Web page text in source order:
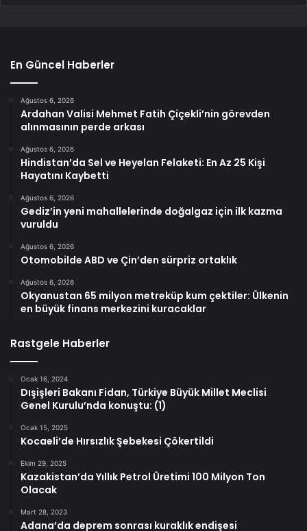
En Güncel Haberler
Ağustos 6, 2026
Ardahan Valisi Mehmet Fatih Çiçekli’nin görevden
alınmasının perde arkası
Ağustos 6, 2026
Hindistan’da Sel ve Heyelan Felaketi: En Az 25 Kişi
Hayatını Kaybetti
Ağustos 6, 2026
Gediz’in yeni mahallelerinde doğalgaz için ilk kazma
vuruldu
Ağustos 6, 2026
Otomobilde ABD ve Çin’den sürpriz ortaklık
Ağustos 6, 2026
Okyanustan 65 milyon metreküp kum çektiler: Ülkenin
en büyük finans merkezini kuracaklar
Rastgele Haberler
Ocak 16, 2024
Dışişleri Bakanı Fidan, Türkiye Büyük Millet Meclisi
Genel Kurulu’nda konuştu: (1)
Ocak 15, 2025
Kocaeli’de Hırsızlık Şebekesi Çökertildi
Ekim 29, 2025
Kazakistan’da Yıllık Petrol Üretimi 100 Milyon Ton
Olacak
Mart 28, 2023
Adana’da deprem sonrası kuraklık endişesi